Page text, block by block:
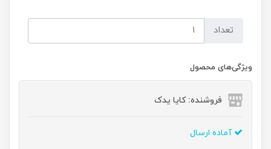
تعداد
ویژگی‌های محصول
فروشنده: کایا یدک
آماده ارسال